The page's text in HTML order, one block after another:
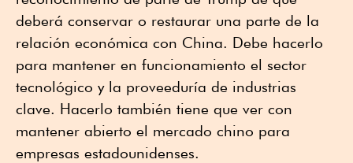
deberá conservar o restaurar una parte de la
relación económica con China. Debe hacerlo
para mantener en funcionamiento el sector
tecnológico y la proveeduría de industrias
clave. Hacerlo también tiene que ver con
mantener abierto el mercado chino para
empresas estadounidenses.